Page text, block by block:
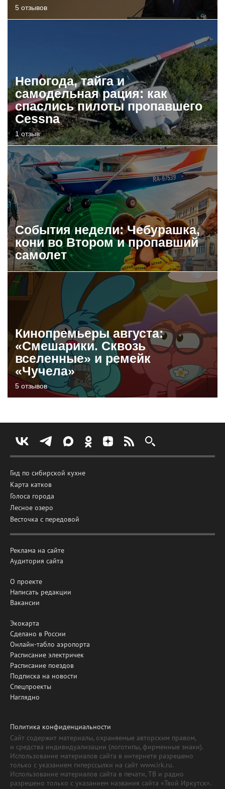
5 отзывов
Непогода, тайга и
самодельная рация: как
спаслись пилоты пропавшего
Cessna
1 отзыв
События недели: Чебурашка,
кони во Втором и пропавший
самолет
Кинопремьеры августа:
«Смешарики. Сквозь
вселенные» и ремейк
«Чучела»
5 отзывов
Гид по сибирской кухне
Карта катков
Голоса города
Лесное озеро
Весточка с передовой
Реклама на сайте
Аудитория сайта
О проекте
Написать редакции
Вакансии
Экокарта
Сделано в России
Онлайн-табло аэропорта
Расписание электричек
Расписание поездов
Подписка на новости
Спецпроекты
Наглядно
Политика конфиденциальности
Сайт содержит материалы, охраняемые авторским правом,
и средства индивидуализации (логотипы, фирменные знаки).
Использование материалов сайта в интернете разрешено
только с указанием гиперссылки на сайт www.irk.ru.
Использование материалов сайта в печати, ТВ и радио
разрешено только с указанием названия сайта «Твой Иркутск».